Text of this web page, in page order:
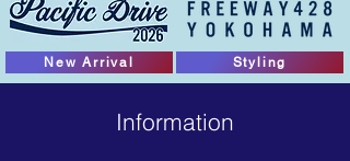
New Arrival Styling
Information